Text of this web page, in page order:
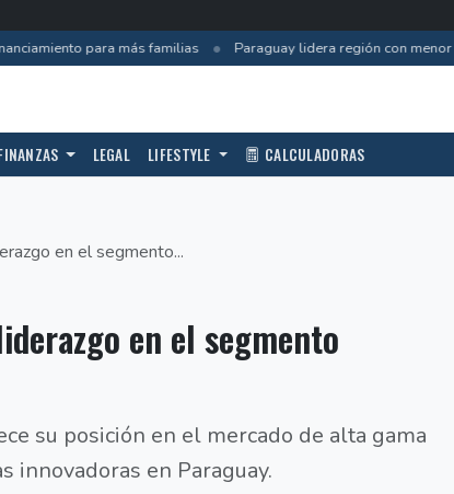
para más familias • Paraguay lidera región con menor
LEGAL LIFESTYLE CALCULADORAS
en el segmento...
en el segmento
su posición en el mercado de alta gama
innovadoras en Paraguay.